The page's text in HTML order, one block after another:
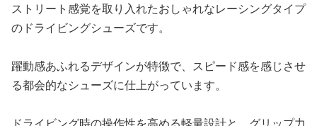
ストリート感覚を取り入れたおしゃれなレーシングタイプ
のドライビングシューズです。
躍動感あふれるデザインが特徴で、スピード感を感じさせ
る都会的なシューズに仕上がっています。